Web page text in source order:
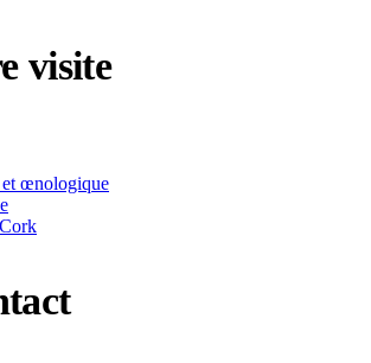
visite
œnologique